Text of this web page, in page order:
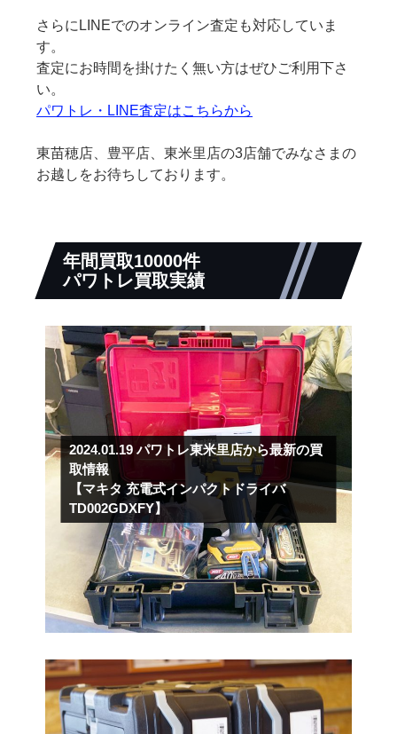
さらにLINEでのオンライン査定も対応していま
す。
査定にお時間を掛けたく無い方はぜひご利用下さ
い。
パワトレ・LINE査定はこちらから
東苗穂店、豊平店、東米里店の3店舗でみなさまの
お越しをお待ちしております。
年間買取10000件
パワトレ買取実績
2024.01.19パワトレ東米里店から最新の買
取情報
【マキタ 充電式インパクトドライバ
TD002GDXFY】